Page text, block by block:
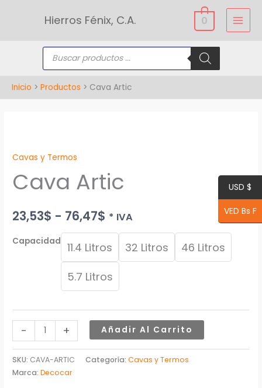
Hierros Fénix, C.A. 0
Búsqueda
productos
Inicio Productos Cava Artic
Cavas y Termos
Cava Artic
23,53$ - 76,47$
precios:
23,53$
hasta
76,47$
* IVA
Capacidad 11.4 Litros 32 Litros
46 Litros
5.7 Litros
-
cantidad
+ Añadir Al Carrito
SKU: CAVA-ARTIC Categoría:Cavas y Termos
Marca:Decocar
USD $
VED Bs F